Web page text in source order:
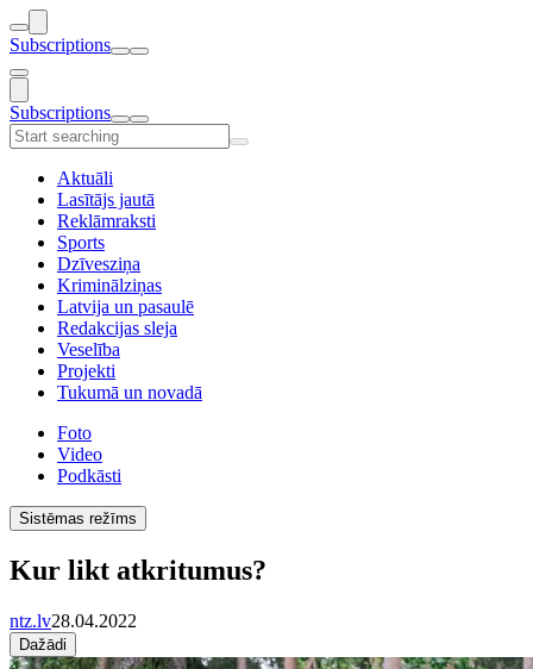
Subscriptions
Subscriptions
Aktuāli
Lasītājs jautā
Reklāmraksti
Sports
Dzīvesziņa
Kriminālziņas
Latvija un pasaulē
Redakcijas sleja
Veselība
Projekti
Tukumā un novadā
Foto
Video
Podkāsti
Sistēmas režīms
Kur likt atkritumus?
ntz.lv28.04.2022
Dažādi